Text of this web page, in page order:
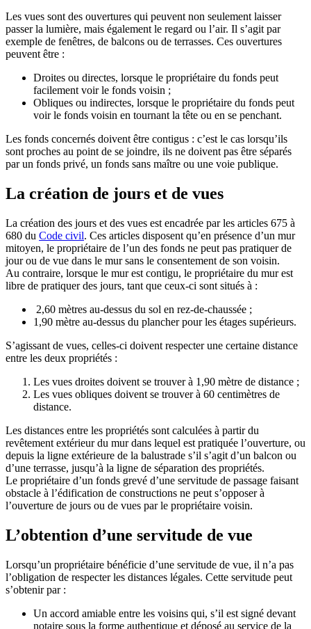
Les vues sont des ouvertures qui peuvent non seulement laisser
passer la lumière, mais également le regard ou l’air. Il s’agit par
exemple de fenêtres, de balcons ou de terrasses. Ces ouvertures
peuvent être :
Droites ou directes, lorsque le propriétaire du fonds peut
facilement voir le fonds voisin ;
Obliques ou indirectes, lorsque le propriétaire du fonds peut
voir le fonds voisin en tournant la tête ou en se penchant.
Les fonds concernés doivent être contigus : c’est le cas lorsqu’ils
sont proches au point de se joindre, ils ne doivent pas être séparés
par un fonds privé, un fonds sans maître ou une voie publique.
La création de jours et de vues
La création des jours et des vues est encadrée par les articles 675 à
680 du Code civil. Ces articles disposent qu’en présence d’un mur
mitoyen, le propriétaire de l’un des fonds ne peut pas pratiquer de
jour ou de vue dans le mur sans le consentement de son voisin.
Au contraire, lorsque le mur est contigu, le propriétaire du mur est
libre de pratiquer des jours, tant que ceux-ci sont situés à :
2,60 mètres au-dessus du sol en rez-de-chaussée ;
1,90 mètre au-dessus du plancher pour les étages supérieurs.
S’agissant de vues, celles-ci doivent respecter une certaine distance
entre les deux propriétés :
Les vues droites doivent se trouver à 1,90 mètre de distance ;
Les vues obliques doivent se trouver à 60 centimètres de
distance.
Les distances entre les propriétés sont calculées à partir du
revêtement extérieur du mur dans lequel est pratiquée l’ouverture, ou
depuis la ligne extérieure de la balustrade s’il s’agit d’un balcon ou
d’une terrasse, jusqu’à la ligne de séparation des propriétés.
Le propriétaire d’un fonds grevé d’une servitude de passage faisant
obstacle à l’édification de constructions ne peut s’opposer à
l’ouverture de jours ou de vues par le propriétaire voisin.
L’obtention d’une servitude de vue
Lorsqu’un propriétaire bénéficie d’une servitude de vue, il n’a pas
l’obligation de respecter les distances légales. Cette servitude peut
s’obtenir par :
Un accord amiable entre les voisins qui, s’il est signé devant
notaire sous la forme authentique et déposé au service de la